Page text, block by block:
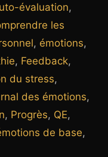
évaluation,
les
, émotions,
, Feedback,
du stress,
des émotions,
, Progrès, QE,
de base,